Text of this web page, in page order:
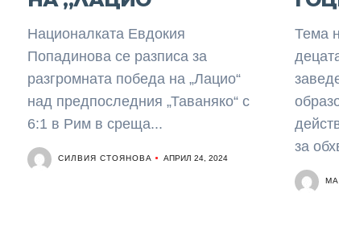
Националката Евдокия
Попадинова се разписа за
разгромната победа на „Лацио“
над предпоследния „Таваняко“ с
6:1 в Рим в среща...
СИЛВИЯ СТОЯНОВА АПРИЛ 24, 2024
Тема
за